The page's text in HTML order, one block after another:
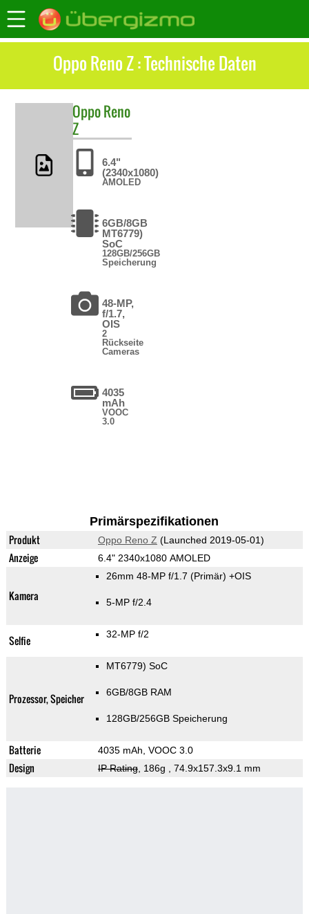
Oppo Reno Z : Technische Daten
OppoReno
Z
6.4"
(2340x1080)
AMOLED
6GB/8GB
MT6779)
SoC
128GB/256GB
Speicherung
48-MP,
f/1.7,
OIS
2
Rückseite
Cameras
4035
mAh
VOOC
3.0
Primärspezifikationen
Produkt Oppo Reno Z (Launched 2019-05-01)
Anzeige 6.4" 2340x1080 AMOLED
Kamera
26mm 48-MP f/1.7 (Primär) +OIS
5-MP f/2.4
Selfie 32-MP f/2
Prozessor, Speicher
MT6779) SoC
6GB/8GB RAM
128GB/256GB Speicherung
Batterie 4035 mAh, VOOC 3.0
Design IP Rating, 186g , 74.9x157.3x9.1 mm